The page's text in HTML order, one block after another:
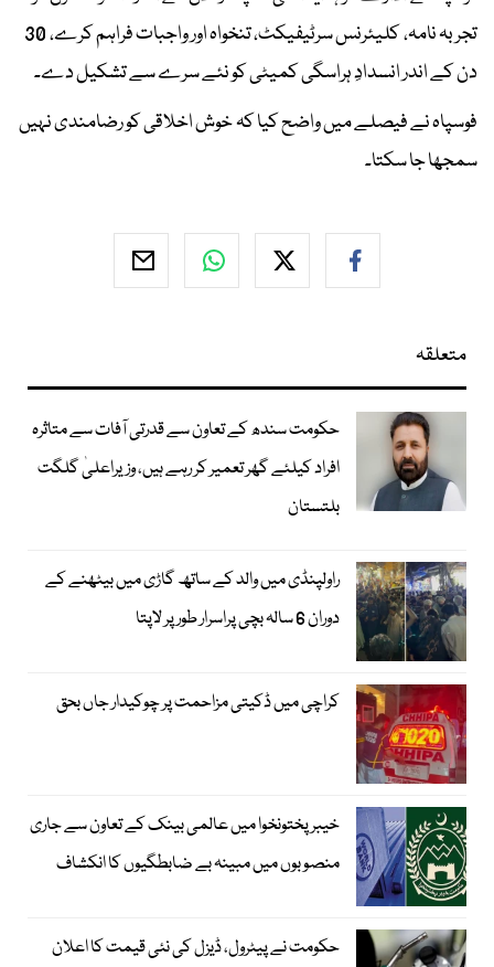
تجربہ نامہ، کلیئرنس سرٹیفیکٹ، تنخواہ اور واجبات فراہم کرے، 30
دن کے اندر انسدادِ ہراسگی کمیٹی کو نئے سرے سے تشکیل دے۔
فوسپاہ نے فیصلے میں واضح کیا کہ خوش اخلاقی کو رضامندی نہیں
سمجھا جا سکتا۔
متعلقہ
حکومت سندھ کے تعاون سے قدرتی آفات سے متاثرہ
افراد کیلئے گھر تعمیر کر رہے ہیں، وزیراعلیٰ گلگت
بلتستان
راولپنڈی میں والد کے ساتھ گاڑی میں بیٹھنے کے
دوران 6 سالہ بچی پراسرار طور پر لاپتا
کراچی میں ڈکیتی مزاحمت پر چوکیدار جاں بحق
خیبرپختونخوا میں عالمی بینک کے تعاون سے جاری
منصوبوں میں مبینہ بے ضابطگیوں کا انکشاف
حکومت نے پیٹرول، ڈیزل کی نئی قیمت کا اعلان